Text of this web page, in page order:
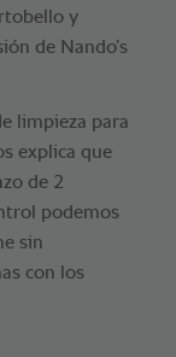
y
de Nando’s
limpieza para
explica que
de 2
podemos
sin
con los